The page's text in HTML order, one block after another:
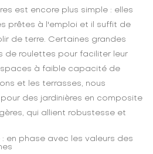
est encore plus simple : elles
prêtes à l'emploi et il suffit de
de terre. Certaines grandes
de roulettes pour faciliter leur
à faible capacité de
et les terrasses, nous
des jardinières en composite
qui allient robustesse et
: en phase avec les valeurs des